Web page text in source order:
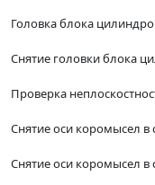
Головка блока
Снятие головки блока
Проверка
Снятие оси коромысел в
Снятие оси коромысел в